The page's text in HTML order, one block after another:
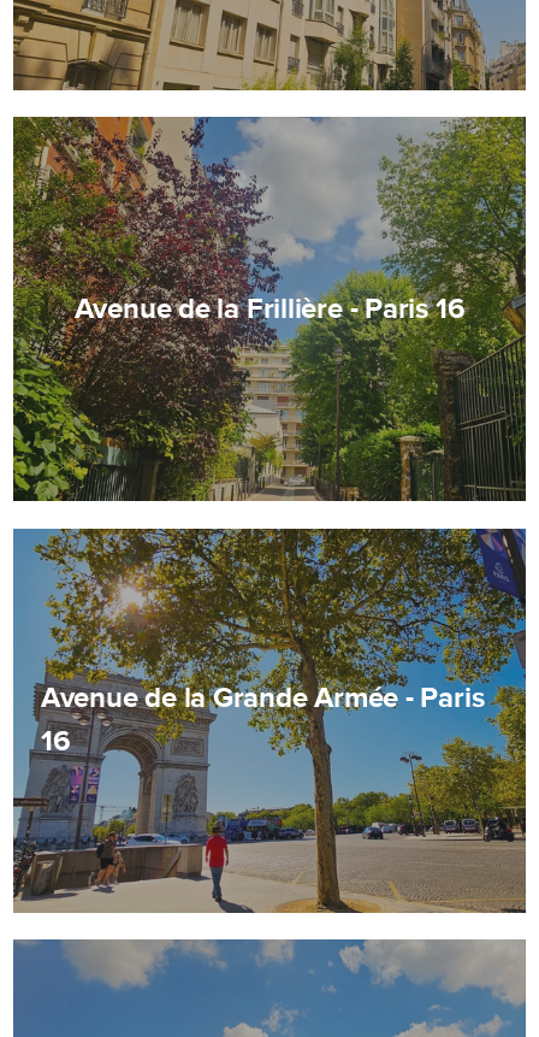
Avenue de la Frillière - Paris 16
Avenue de la Grande Armée - Paris
16